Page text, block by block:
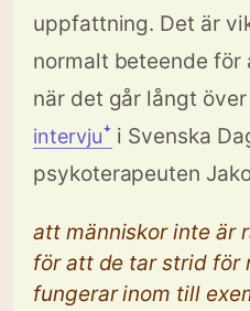
uppfattning. Det är
normalt beteende
när det går långt
intervjuꜜ i Svenska
psykoterapeuten
att människor inte är
för att de tar strid för
fungerar inom till